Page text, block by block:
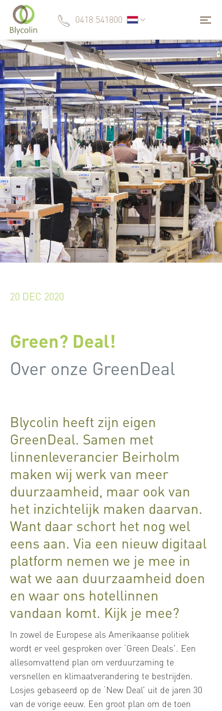
0418 541800
20 DEC 2020
Green? Deal!
Over onze GreenDeal
Blycolin heeft zijn eigen
GreenDeal. Samen met
linnenleverancier Beirholm
maken wij werk van meer
duurzaamheid, maar ook van
het inzichtelijk maken daarvan.
Want daar schort het nog wel
eens aan. Via een nieuw digitaal
platform nemen we je mee in
wat we aan duurzaamheid doen
en waar ons hotellinnen
vandaan komt. Kijk je mee?
In zowel de Europese als Amerikaanse politiek
wordt er veel gesproken over ‘Green Deals’. Een
allesomvattend plan om verduurzaming te
versnellen en klimaatverandering te bestrijden.
Losjes gebaseerd op de ‘New Deal’ uit de jaren 30
van de vorige eeuw. Een groot plan om de toen